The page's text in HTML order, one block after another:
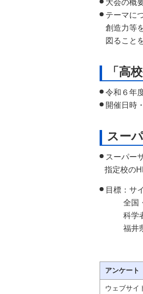
大会の概
テーマに
創造力等
図ること
「高
令和６年
開催日時
スー
スーパー
指定校の
目標：サ
全国・世
科学者・
福井県の
アンケート
ウェブサイ